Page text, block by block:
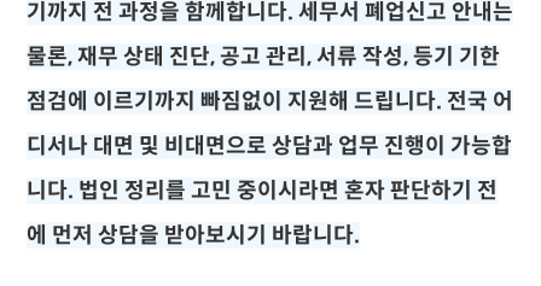
기까지 전 과정을 함께합니다.세무서 폐업신고 안내는
물론, 재무 상태 진단, 공고 관리, 서류 작성, 등기 기한
점검에 이르기까지 빠짐없이 지원해 드립니다. 전국 어
디서나 대면 및 비대면으로 상담과 업무 진행이 가능합
니다. 법인 정리를 고민 중이시라면 혼자 판단하기 전
에 먼저 상담을 받아보시기 바랍니다.